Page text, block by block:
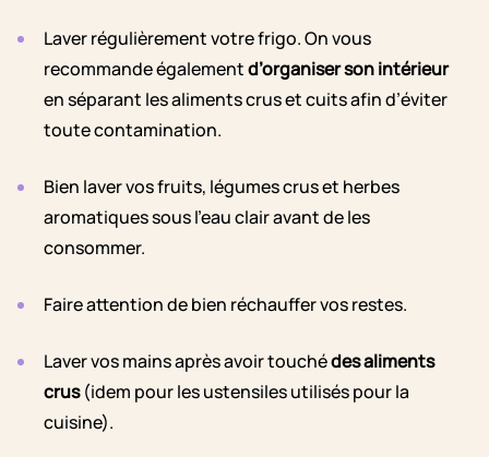
Laver régulièrement votre frigo. On vous
recommande égalementd’organiser son intérieur
en séparant les aliments crus et cuits afin d’éviter
toute contamination.
Bien laver vos fruits, légumes crus et herbes
aromatiques sous l’eau clair avant de les
consommer.
Faire attention de bien réchauffer vos restes.
Laver vos mains après avoir touchédes aliments
crus(idem pour les ustensiles utilisés pour la
cuisine).